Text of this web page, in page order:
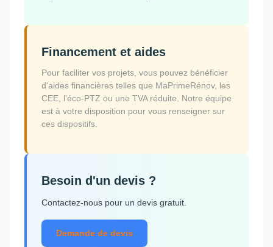
Financement et aides
Pour faciliter vos projets, vous pouvez bénéficier
d'aides financières telles que MaPrimeRénov, les
CEE, l'éco-PTZ ou une TVA réduite. Notre équipe
est à votre disposition pour vous renseigner sur
ces dispositifs.
Besoin d'un devis ?
Contactez-nous pour un devis gratuit.
Demande de devis